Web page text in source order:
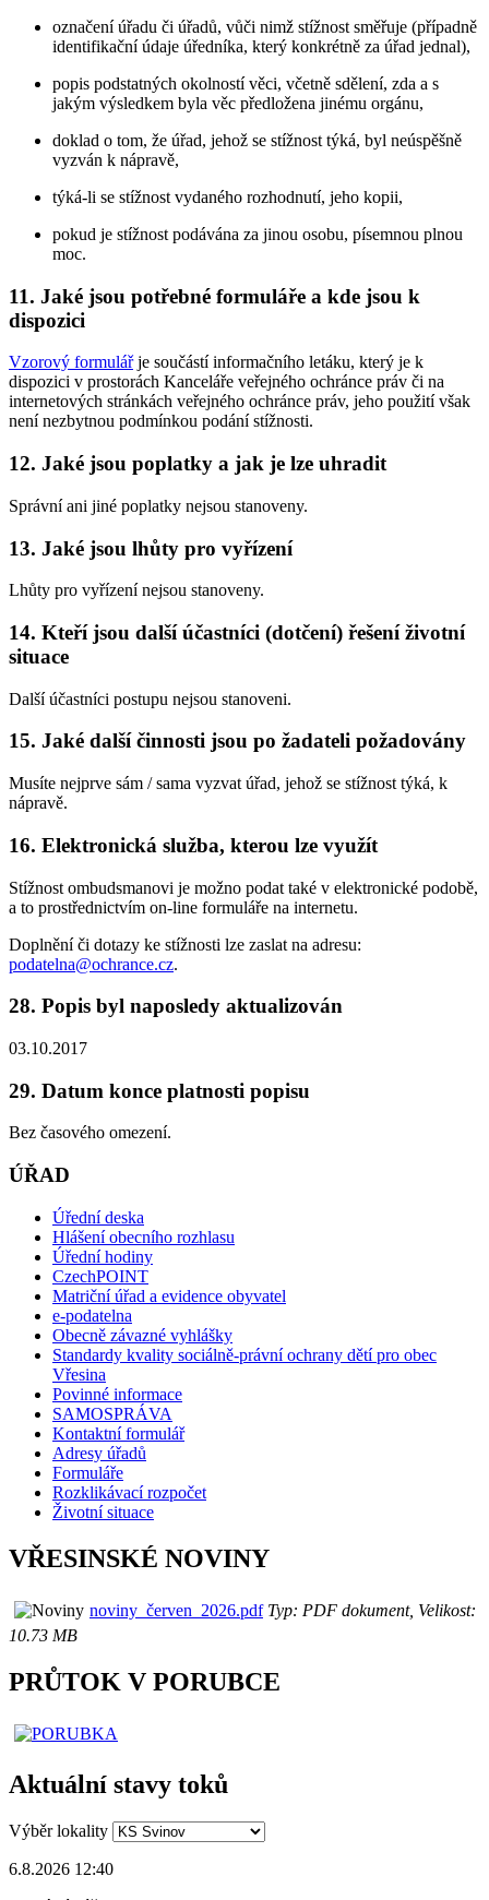
označení úřadu či úřadů, vůči nimž stížnost směřuje (případně
identifikační údaje úředníka, který konkrétně za úřad jednal),
popis podstatných okolností věci, včetně sdělení, zda a s
jakým výsledkem byla věc předložena jinému orgánu,
doklad o tom, že úřad, jehož se stížnost týká, byl neúspěšně
vyzván k nápravě,
týká-li se stížnost vydaného rozhodnutí, jeho kopii,
pokud je stížnost podávána za jinou osobu, písemnou plnou
moc.
11. Jaké jsou potřebné formuláře a kde jsou k
dispozici
Vzorový formulářje součástí informačního letáku, který je k
dispozici v prostorách Kanceláře veřejného ochránce práv či na
internetových stránkách veřejného ochránce práv, jeho použití však
není nezbytnou podmínkou podání stížnosti.
12. Jaké jsou poplatky a jak je lze uhradit
Správní ani jiné poplatky nejsou stanoveny.
13. Jaké jsou lhůty pro vyřízení
Lhůty pro vyřízení nejsou stanoveny.
14. Kteří jsou další účastníci (dotčení) řešení životní
situace
Další účastníci postupu nejsou stanoveni.
15. Jaké další činnosti jsou po žadateli požadovány
Musíte nejprve sám / sama vyzvat úřad, jehož se stížnost týká, k
nápravě.
16. Elektronická služba, kterou lze využít
Stížnost ombudsmanovi je možno podat také v elektronické podobě,
a to prostřednictvím on-line formuláře na internetu.
Doplnění či dotazy ke stížnosti lze zaslat na adresu:
podatelna@ochrance.cz.
28. Popis byl naposledy aktualizován
03.10.2017
29. Datum konce platnosti popisu
Bez časového omezení.
ÚŘAD
Úřední deska
Hlášení obecního rozhlasu
Úřední hodiny
CzechPOINT
Matriční úřad a evidence obyvatel
e-podatelna
Obecně závazné vyhlášky
Standardy kvality sociálně-právní ochrany dětí pro obec
Vřesina
Povinné informace
SAMOSPRÁVA
Kontaktní formulář
Adresy úřadů
Formuláře
Rozklikávací rozpočet
Životní situace
VŘESINSKÉ NOVINY
noviny_červen_2026.pdfTyp: PDF dokument, Velikost:
10.73 MB
PRŮTOK V PORUBCE
Aktuální stavy toků
Výběr lokality
6.8.2026 12:40